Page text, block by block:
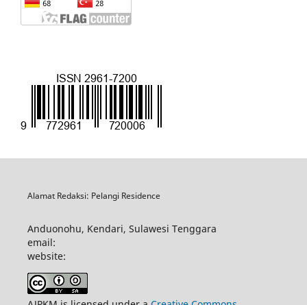
Alamat Redaksi: Pelangi Residence
Anduonohu, Kendari, Sulawesi Tenggara
email:
website: